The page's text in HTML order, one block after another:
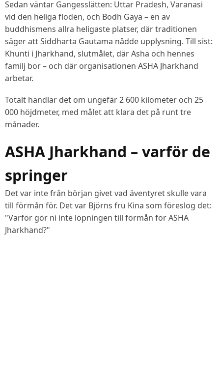
Sedan väntar Gangesslätten: Uttar Pradesh, Varanasi
vid den heliga floden, och Bodh Gaya – en av
buddhismens allra heligaste platser, där traditionen
säger att Siddharta Gautama nådde upplysning. Till sist:
Khunti i Jharkhand, slutmålet, där Asha och hennes
familj bor – och där organisationen ASHA Jharkhand
arbetar.
Totalt handlar det om ungefär 2 600 kilometer och 25
000 höjdmeter, med målet att klara det på runt tre
månader.
ASHA Jharkhand – varför de
springer
Det var inte från början givet vad äventyret skulle vara
till förmån för. Det var Björns fru Kina som föreslog det:
"Varför gör ni inte löpningen till förmån för ASHA
Jharkhand?"